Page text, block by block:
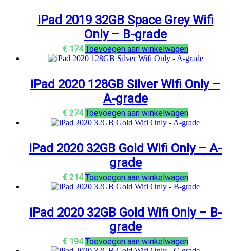
iPad 2019 32GB Space Grey Wifi
Only – B-grade
€174 Toevoegen aan winkelwagen
iPad 2020 128GB Silver Wifi Only –
A-grade
€274 Toevoegen aan winkelwagen
iPad 2020 32GB Gold Wifi Only – A-
grade
€214 Toevoegen aan winkelwagen
iPad 2020 32GB Gold Wifi Only – B-
grade
€194 Toevoegen aan winkelwagen